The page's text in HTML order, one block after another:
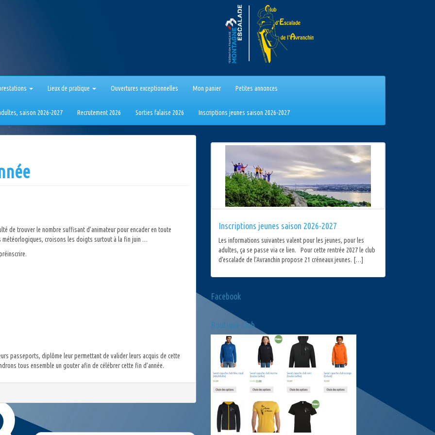
Lieux de pratique Ouvertures exceptionnelles Mon panier Petites annonces
saison 2026-2027 Recrutement 2026 Sorties falaise 2026 Inscriptions jeunes saison 2026-2027
de trouver le nombre suffisant d’animateur pour encader en toute
météorlogiques, croisons les doigts surtout à la fin juin …
passeports, diplôme leur permettant de valider leurs acquis de cette
tous ensemble un gouter afin de célébrer cette fin d’année.
Inscriptions jeunes saison 2026-2027
Les informations suivantes valent pour les jeunes, pour les
adultes, ça se passe via ce lien. Pour cette rentrée 2027 le club
d’escalade de l’Avranchin propose 21 créneaux jeunes. […]
Facebook
Boutique club